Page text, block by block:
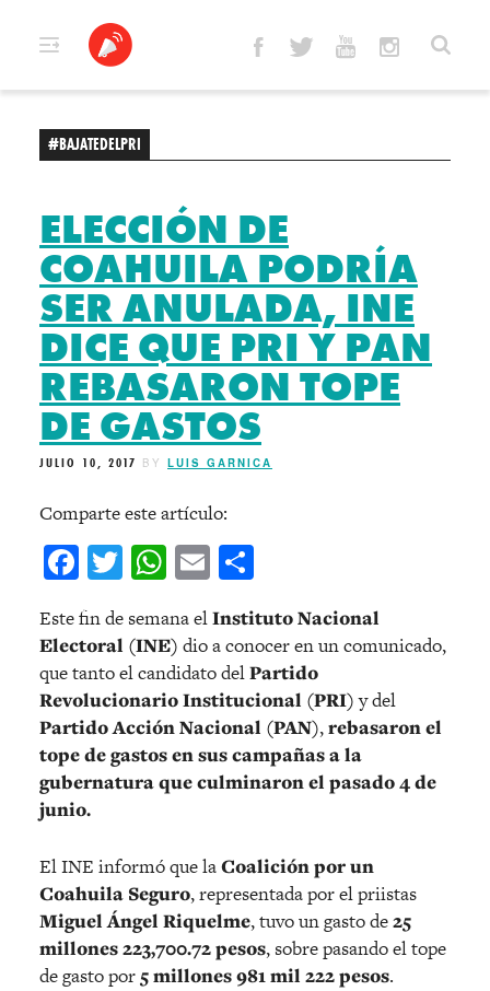
#BAJATEDELPRI
ELECCIÓN DE
COAHUILA PODRÍA
SER ANULADA, INE
DICE QUE PRI Y PAN
REBASARON TOPE
DE GASTOS
JULIO 10, 2017 BY LUIS GARNICA
Comparte este artículo:
Facebook
Twitter
WhatsApp
Email
Este fin de semana elInstituto Nacional
Electoral (INE) dio a conocer en un comunicado,
que tanto el candidato delPartido
Revolucionario Institucional (PRI)y del
Partido Acción Nacional (PAN),rebasaron el
tope de gastos en sus campañas a la
gubernatura que culminaron el pasado 4 de
junio.
El INE informó que laCoalición por un
Coahuila Seguro, representada por el priistas
Miguel Ángel Riquelme, tuvo un gasto de25
millones 223,700.72 pesos, sobre pasando el tope
de gasto por5 millones 981 mil 222 pesos.